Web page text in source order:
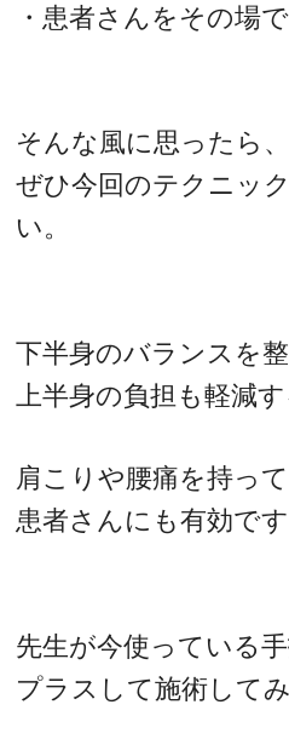
・患者さんをその場
そんな風に思ったら、
ぜひ今回のテクニッ
い。
下半身のバランスを
上半身の負担も軽減す
肩こりや腰痛を持っ
患者さんにも有効です
先生が今使っている
プラスして施術して